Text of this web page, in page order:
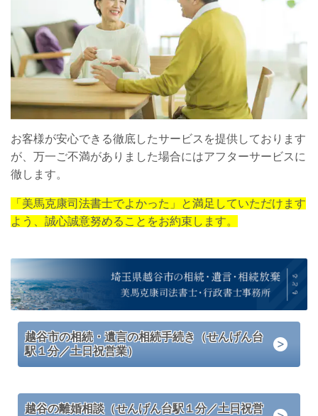
お客様が安心できる徹底したサービスを提供しております
が、万一ご不満がありました場合にはアフターサービスに
徹します。
「美馬克康司法書士でよかった」と満足していただけます
よう、誠心誠意努めることをお約束します。
越谷市の相続・遺言の相続手続き（せんげん台
駅１分／土日祝営業）
越谷の離婚相談（せんげん台駅１分／土日祝営